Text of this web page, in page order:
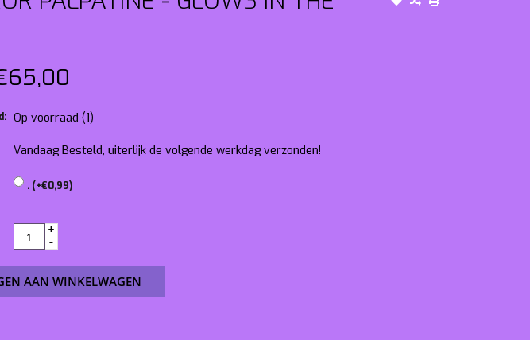
Op voorraad (1)
Vandaag Besteld, uiterlijk de volgende werkdag verzonden!
. (+€0,99)
+
-
AAN WINKELWAGEN